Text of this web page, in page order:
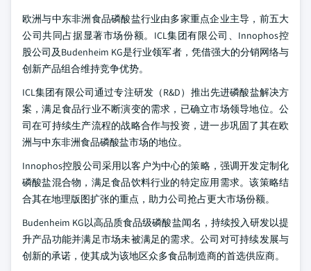
欧洲与中东非洲食品磷酸盐行业由多家重点企业主导，前五大
公司共同占据显著市场份额。ICL集团有限公司、Innophos控
股公司及Budenheim KG是行业领军者，凭借强大的分销网络与
创新产品组合维持竞争优势。
ICL集团有限公司通过专注研发（R&D）推出先进磷酸盐解决方
案，满足食品行业不断演变的需求，已确立市场领导地位。公
司在可持续生产流程的战略合作与投资，进一步巩固了其在欧
洲与中东非洲食品磷酸盐市场的地位。
Innophos控股公司采用以客户为中心的策略，强调开发定制化
磷酸盐混合物，满足食品饮料行业的特定应用需求。该策略结
合其在地理版图扩张的重点，助力公司抢占更大市场份额。
Budenheim KG以高品质食品级磷酸盐闻名，持续投入研发以提
升产品功能并满足市场未被满足的需求。公司对可持续发展与
创新的承诺，使其成为该地区众多食品制造商的首选供应商。